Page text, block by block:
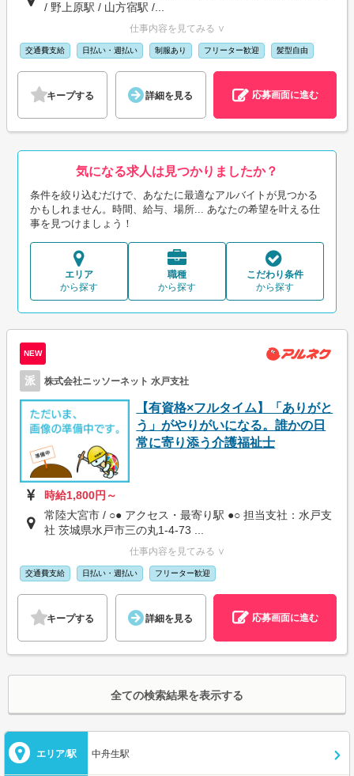
/ 野上原駅 / 山方宿駅 /...
仕事内容を見てみる ∨
交通費支給 日払い・週払い 制服あり フリーター歓迎 髪型自由
キープする 詳細を見る 応募画面に進む
気になる求人は見つかりましたか？
条件を絞り込むだけで、あなたに最適なアルバイトが見つかる
かもしれません。時間、給与、場所... あなたの希望を叶える仕
事を見つけましょう！
エリア
から探す
職種
から探す
こだわり条件
から探す
NEW
派 株式会社ニッソーネット 水戸支社
【有資格×フルタイム】「ありがと
う」がやりがいになる。誰かの日
常に寄り添う介護福祉士
時給1,800円～
常陸大宮市 / ○● アクセス・最寄り駅 ●○ 担当支社：水戸支
社 茨城県水戸市三の丸1-4-73 ...
仕事内容を見てみる ∨
交通費支給 日払い・週払い フリーター歓迎
キープする 詳細を見る 応募画面に進む
全ての検索結果を表示する
エリア/駅 中舟生駅